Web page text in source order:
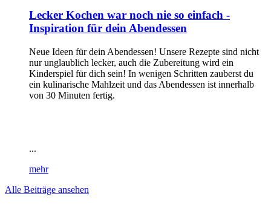
Lecker Kochen war noch nie so einfach -
Inspiration für dein Abendessen
Neue Ideen für dein Abendessen! Unsere Rezepte sind nicht
nur unglaublich lecker, auch die Zubereitung wird ein
Kinderspiel für dich sein! In wenigen Schritten zauberst du
ein kulinarische Mahlzeit und das Abendessen ist innerhalb
von 30 Minuten fertig.
...
mehr
Alle Beiträge ansehen